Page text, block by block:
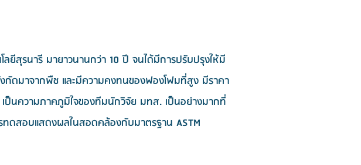
ยีสุรนารี มายาวนานกว่า 10 ปี จนได้มีการปรับปรุงให้มี
ดมาจากพืช และมีความคงทนของฟองโฟมที่สูง มีราคา
เป็นความภาคภูมิใจของทีมนักวิจัย มทส. เป็นอย่างมากที่
ดสอบแสดงผลในสอดคล้องกับมาตรฐาน ASTM